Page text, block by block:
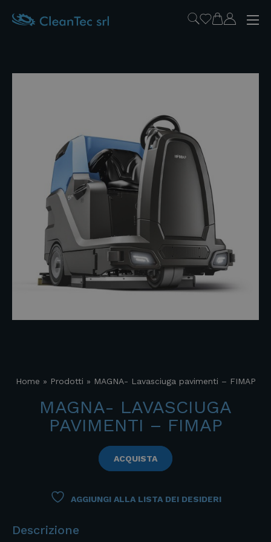
Home » Prodotti » MAGNA- Lavasciuga pavimenti – FIMAP
MAGNA- LAVASCIUGA
PAVIMENTI – FIMAP
ACQUISTA
AGGIUNGI ALLA LISTA DEI DESIDERI
Descrizione